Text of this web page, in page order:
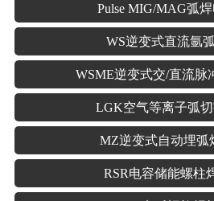
Pulse MIG/MAG弧
WS逆变式直流氩
WSME逆变式交/直流脉
LGK空气等离子弧切
MZ逆变式自动埋弧
RSR电容储能螺柱